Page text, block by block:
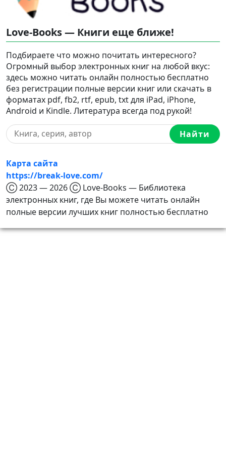
Love-Books — Книги еще ближе!
Подбираете что можно почитать интересного?
Огромный выбор электронных книг на любой вкус:
здесь можно читать онлайн полностью бесплатно
без регистрации полные версии книг или скачать в
форматах pdf, fb2, rtf, epub, txt для iPad, iPhone,
Android и Kindle. Литература всегда под рукой!
Найти
Карта сайта
https://break-love.com/
Ⓒ 2023 — 2026 Ⓒ Love-Books — Библиотека
электронных книг, где Вы можете читать онлайн
полные версии лучших книг полностью бесплатно